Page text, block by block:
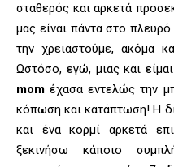
σταθερός και αρκετά
μας είναι πάντα στο
την χρειαστούμε, ακόμα
Ωστόσο, εγώ, μιας και
mom έχασα εντελώς την
κόπωση και κατάπτωση! Η
και ένα κορμί αρκετά
ξεκινήσω κάποιο